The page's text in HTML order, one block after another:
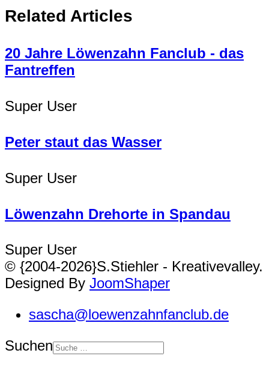
Related Articles
20 Jahre Löwenzahn Fanclub - das
Fantreffen
Super User
Peter staut das Wasser
Super User
Löwenzahn Drehorte in Spandau
Super User
© {2004-2026}S.Stiehler - Kreativevalley.
Designed By JoomShaper
sascha@loewenzahnfanclub.de
Suchen